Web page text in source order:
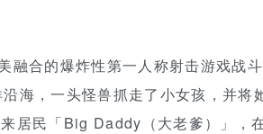
融合的爆炸性第一人称射击游戏
海，一头怪兽抓走了小女孩，并
居民「Big Daddy（大老爹）」，